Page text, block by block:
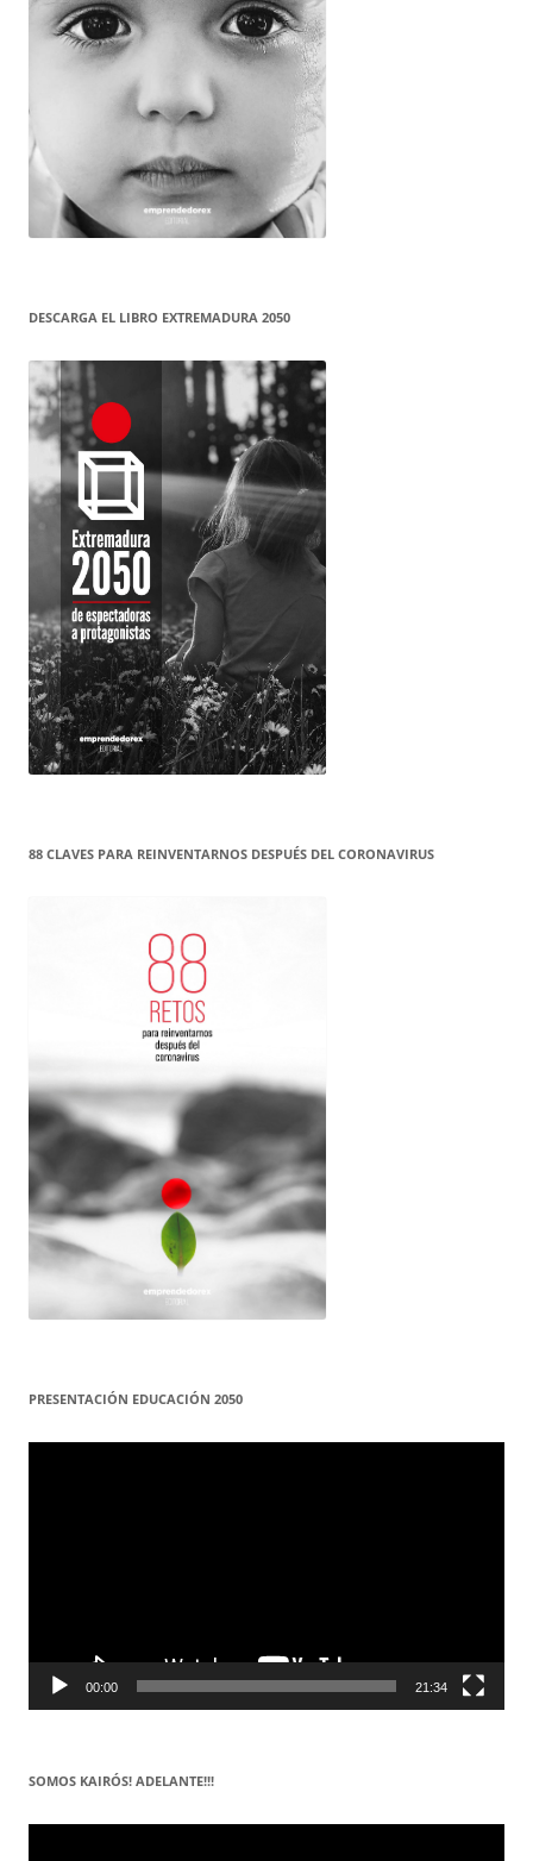
DESCARGA EL LIBRO EXTREMADURA 2050
88 CLAVES PARA REINVENTARNOS DESPUÉS DEL CORONAVIRUS
PRESENTACIÓN EDUCACIÓN 2050
Reproductor
00:00 21:34
SOMOS KAIRÓS! ADELANTE!!!
Reproductor